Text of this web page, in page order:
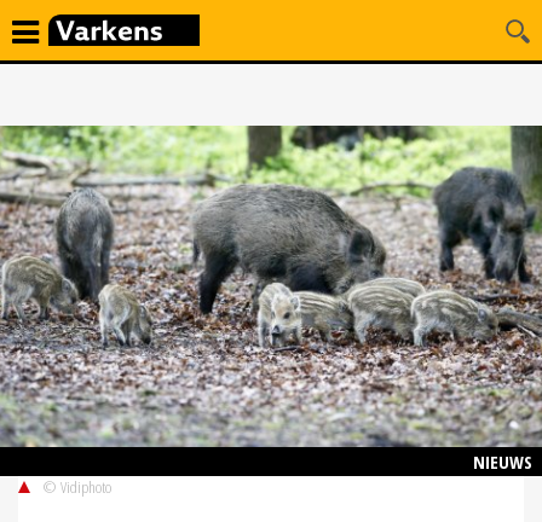
NIEUWS
© Vidiphoto